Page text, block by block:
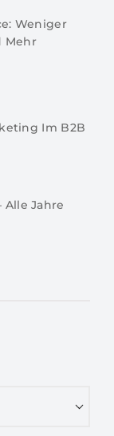
Weniger
Mehr
Im B2B
Jahre